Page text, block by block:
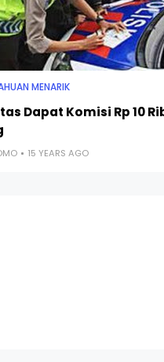
MENARIK
Dapat Komisi Rp 10
15 YEARS AGO